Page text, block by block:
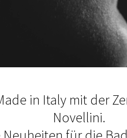
in Italy mit der
Novellini.